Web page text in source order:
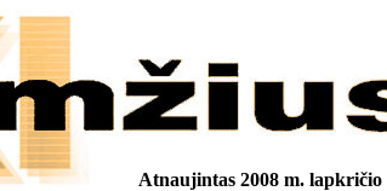
Atnaujintas 2008 m. lapkričio